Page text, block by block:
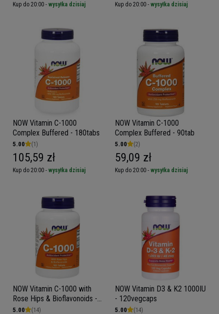
Kup do 20:00 - wysyłka dzisiaj Kup do 20:00 - wysyłka dzisiaj
NOW Vitamin C-1000
Complex Buffered - 180tabs
5.00 (1)
105,59 zł
Kup do 20:00 - wysyłka dzisiaj
NOW Vitamin C-1000
Complex Buffered - 90tab
5.00 (2)
59,09 zł
Kup do 20:00 - wysyłka dzisiaj
NOW Vitamin C-1000 with
Rose Hips & Bioflavonoids -
100tabs
5.00 (14)
NOW Vitamin D3 & K2 1000IU
- 120vegcaps
5.00 (14)